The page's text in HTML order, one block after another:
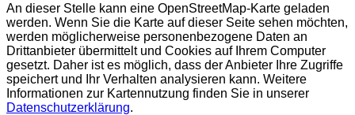
An dieser Stelle kann eine OpenStreetMap-Karte geladen
werden. Wenn Sie die Karte auf dieser Seite sehen möchten,
werden möglicherweise personenbezogene Daten an
Drittanbieter übermittelt und Cookies auf Ihrem Computer
gesetzt. Daher ist es möglich, dass der Anbieter Ihre Zugriffe
speichert und Ihr Verhalten analysieren kann. Weitere
Informationen zur Kartennutzung finden Sie in unserer
Datenschutzerklärung.